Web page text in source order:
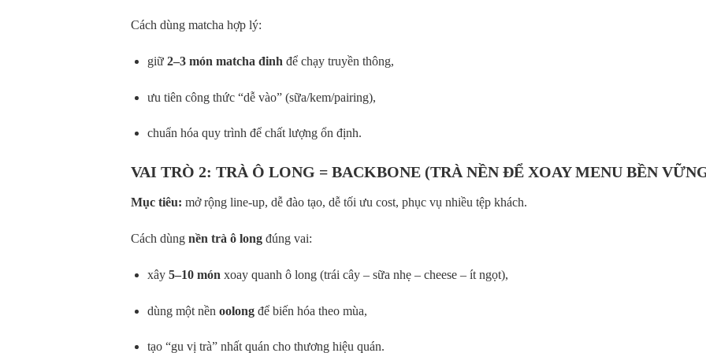
Cách dùng matcha hợp lý:
giữ 2–3 món matcha đinh để chạy truyền thông,
ưu tiên công thức “dễ vào” (sữa/kem/pairing),
chuẩn hóa quy trình để chất lượng ổn định.
VAI TRÒ 2: TRÀ Ô LONG = BACKBONE (TRÀ NỀN ĐỂ XOAY MENU BỀN
Mục tiêu: mở rộng line-up, dễ đào tạo, dễ tối ưu cost, phục vụ nhiều tệp khách.
Cách dùngnền trà ô long đúng vai:
xây 5–10 món xoay quanh ô long (trái cây – sữa nhẹ – cheese – ít ngọt),
dùng một nền oolongđể biến hóa theo mùa,
tạo “gu vị trà” nhất quán cho thương hiệu quán.